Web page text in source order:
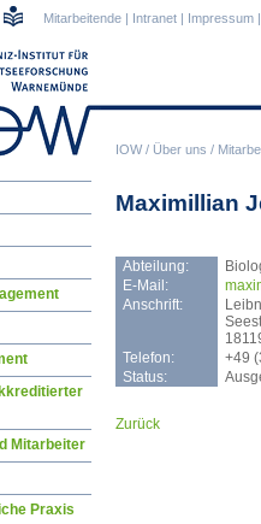
IOW/ Über uns /
Mitarbeitende | Intranet | Impressum |
Maximillian
Abteilung:
E-Mail:
maxi
Anschrift:
Telefon:
+49
Status:
Zurück
Mitarbeiter
Praxis